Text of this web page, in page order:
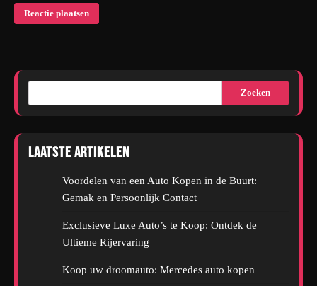
Zoeken
Laatste artikelen
Voordelen van een Auto Kopen in de Buurt:
Gemak en Persoonlijk Contact
Exclusieve Luxe Auto’s te Koop: Ontdek de
Ultieme Rijervaring
Koop uw droomauto: Mercedes auto kopen